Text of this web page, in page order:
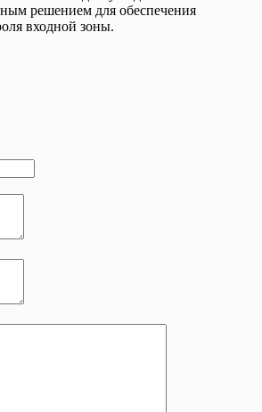
решением для обеспечения
входной зоны.